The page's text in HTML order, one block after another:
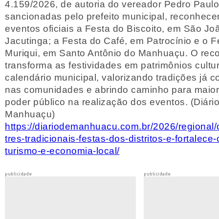
4.159/2026, de autoria do vereador Pedro
sancionadas pelo prefeito municipal,
eventos oficiais a Festa do Biscoito, em São
Jacutinga; a Festa do Café, em Patrocínio e o
Muriqui, em Santo Antônio do Manhuaçu. O
transforma as festividades em patrimônios
calendário municipal, valorizando tradições já
nas comunidades e abrindo caminho para
poder público na realização dos eventos.
Manhuaçu)
https://diariodemanhuacu.com.br/2026/
tres-tradicionais-festas-dos-distritos-e-fortalece-
turismo-e-economia-local/
publicidade publicidade